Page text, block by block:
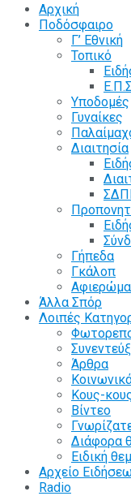
Αρχική
Ποδόσφαιρο
Γ’ Εθνική
Τοπικό
Υποδομές
Γυναίκες
Διαιτησία
Γήπεδα
Γκάλοπ
Άλλα Σπόρ
Λοιπές
Άρθρα
Κους-
Βίντεο
Διάφορα
Ειδική
Αρχείο
Radio